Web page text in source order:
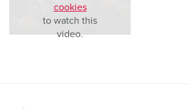
cookies
to watch this
video.